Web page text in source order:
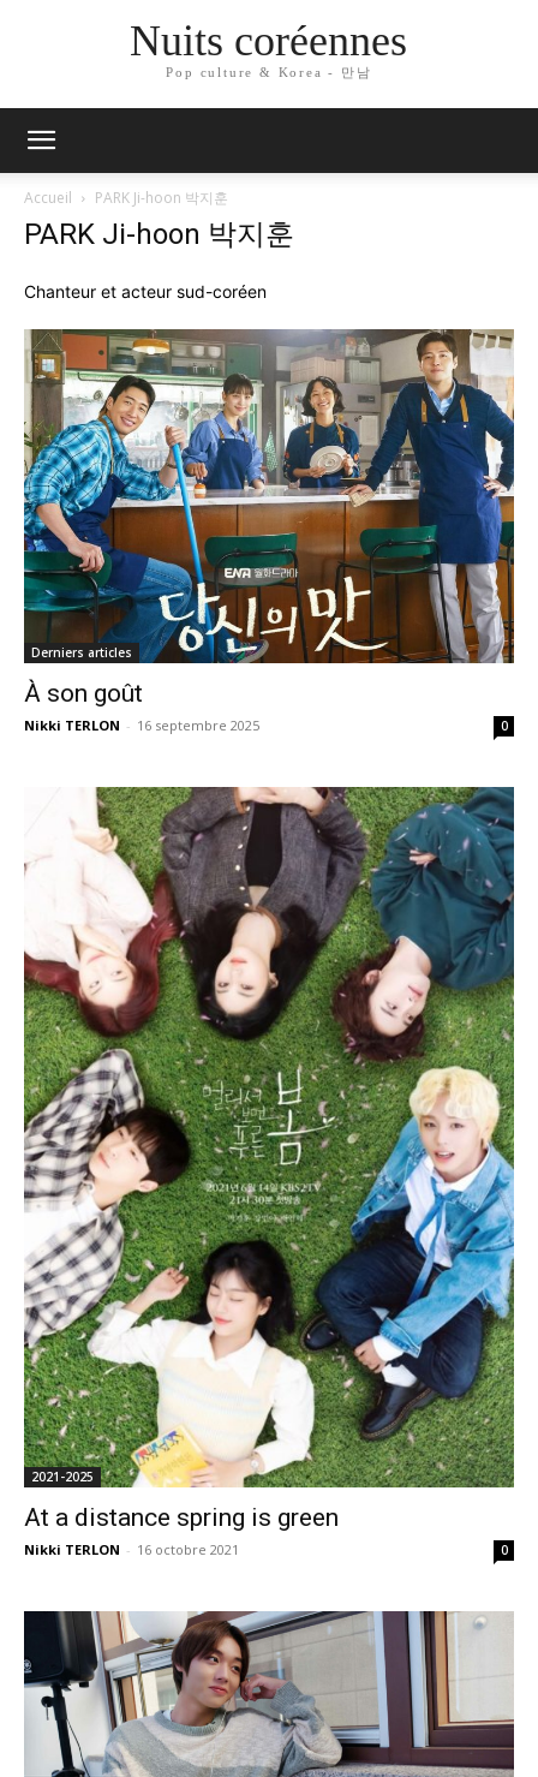
Nuits coréennes
Pop culture & Korea - 만남
Accueil PARK Ji-hoon 박지훈
PARK Ji-hoon 박지훈
Chanteur et acteur sud-coréen
Derniers articles
À son goût
Nikki TERLON - 16 septembre 2025 0
2021-2025
At a distance spring is green
Nikki TERLON - 16 octobre 2021 0